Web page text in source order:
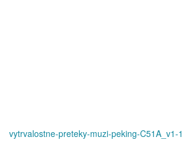
vytrvalostne-preteky-muzi-peking-C51A_v1-1